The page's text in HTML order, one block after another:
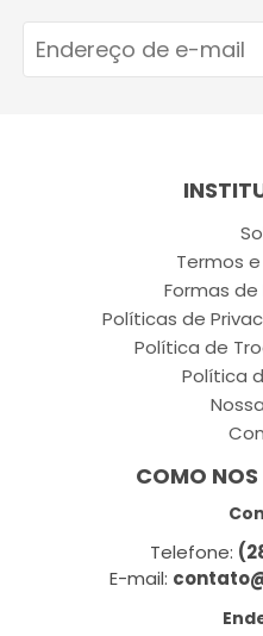
Termos
Formas
Políticas de
Política de
Política
COMO
Telefone:
E-mail: